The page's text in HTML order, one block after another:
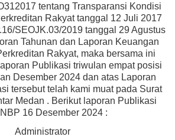
oleh
Jasa
OJK
tentang Transparansi Kondisi
Rakyat tanggal 12 Juli 2017
SEOJK.03/2019 tanggal 29 Agustus
Tahunan dan Laporan Keuangan
Rakyat, maka bersama ini
Publikasi triwulan empat posisi
Desember 2024 dan atas Laporan
tersebut telah kami muat pada Surat
Medan . Berikut laporan Publikasi
16 Desember 2024 :
Administrator